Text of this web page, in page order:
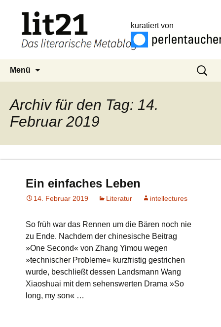
kuratiert von
Menü
Suchen
nach:
Archiv für den Tag: 14.
Februar 2019
Ein einfaches Leben
14. Februar 2019 Literatur intellectures
So früh war das Rennen um die Bären noch nie
zu Ende. Nachdem der chinesische Beitrag
»One Second« von Zhang Yimou wegen
»technischer Probleme« kurzfristig gestrichen
wurde, beschließt dessen Landsmann Wang
Xiaoshuai mit dem sehenswerten Drama »So
long, my son« …